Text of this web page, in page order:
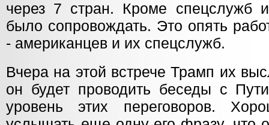
через 7 стран. Кроме спецслужб
было сопровождать. Это опять
- американцев и их спецслужб.
Вчера на этой встрече Трамп их
он будет проводить беседы с
уровень этих переговоров.